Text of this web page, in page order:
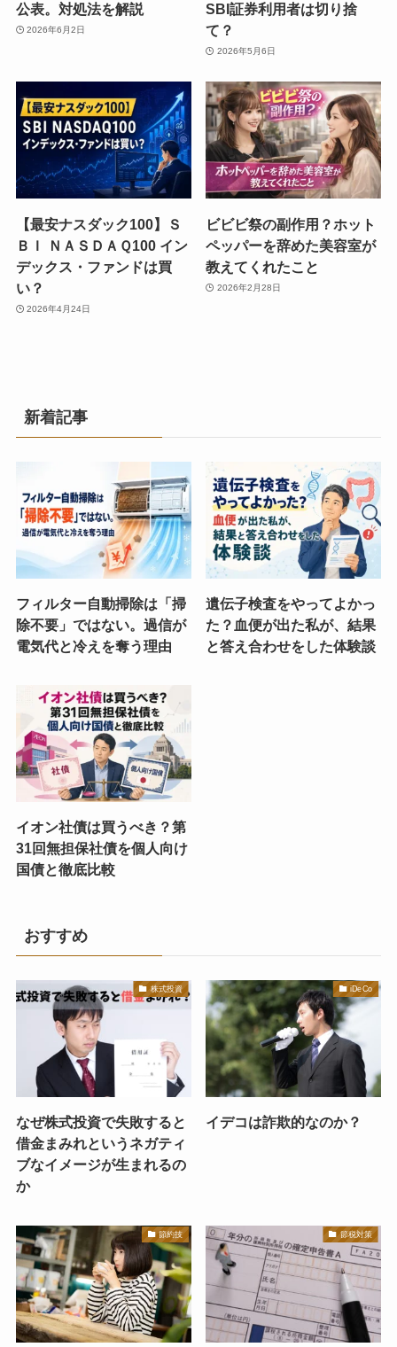
公表。対処法を解説
2026年6月2日
SBI証券利用者は切り捨
て？
2026年5月6日
【最安ナスダック100】Ｓ
ＢＩ ＮＡＳＤＡＱ100 イン
デックス・ファンドは買
い？
2026年4月24日
ビビビ祭の副作用？ホット
ペッパーを辞めた美容室が
教えてくれたこと
2026年2月28日
新着記事
フィルター自動掃除は「掃
除不要」ではない。過信が
電気代と冷えを奪う理由
遺伝子検査をやってよかっ
た？血便が出た私が、結果
と答え合わせをした体験談
イオン社債は買うべき？第
31回無担保社債を個人向け
国債と徹底比較
おすすめ
株式投資
なぜ株式投資で失敗すると
借金まみれというネガティ
ブなイメージが生まれるの
か
iDeCo
イデコは詐欺的なのか？
節約技 節税対策